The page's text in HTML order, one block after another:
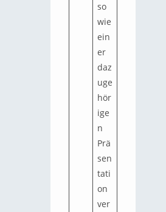
so
wie
ein
er
daz
uge
hör
ige
n
Prä
sen
tati
on
ver